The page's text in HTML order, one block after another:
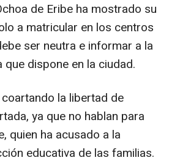
de Eribe ha mostrado su
a matricular en los centros
ser neutra e informar a la
dispone en la ciudad.
la libertad de
ya que no hablan para
quien ha acusado a la
educativa de las familias.